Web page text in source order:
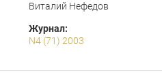
Виталий Нефедов
Журнал:
N4 (71) 2003